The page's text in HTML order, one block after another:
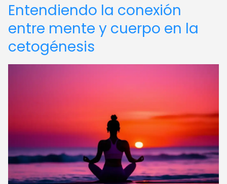
Entendiendo la conexión
entre mente y cuerpo en la
cetogénesis